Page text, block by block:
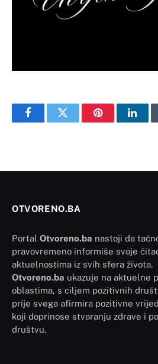
FacebookTwitter Pinterest
OTVORENO.BA
Portal Otvoreno.ba nastoji da
pravovremeno informiše svoje
aktuelnostima iz svih sfera života.
Otvoreno.ba ukazuje na aktuelne
oblastima, s ciljem pozitivnih
prije svega afirmira pozitivne
koji doprinose stvaranju zdrave i
društvu.